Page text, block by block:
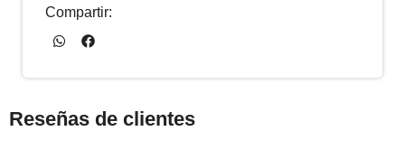
Compartir:
Reseñas de clientes